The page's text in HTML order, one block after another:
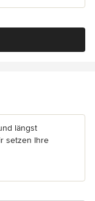
längst
setzen Ihre